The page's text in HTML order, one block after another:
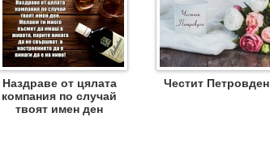
Наздраве от цялата
компания по случай
твоят имен ден
Честит Петровден